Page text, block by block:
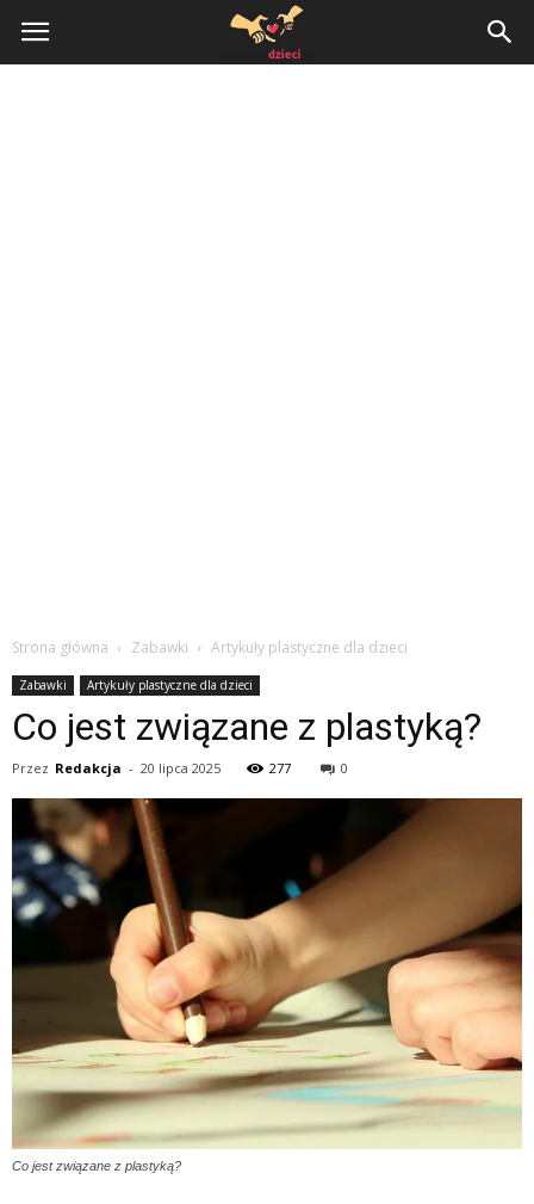
KochamyDzieci.pl
Strona główna Zabawki Artykuły plastyczne dla dzieci
Zabawki Artykuły plastyczne dla dzieci
Co jest związane z plastyką?
Przez Redakcja - 20 lipca 2025 277 0
Co jest związane z plastyką?